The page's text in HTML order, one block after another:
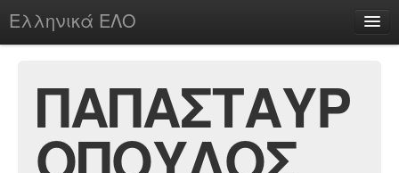
Ελληνικά ΕΛΟ
chesstu.be @ discord
ΠΑΠΑΣΤΑΥΡ